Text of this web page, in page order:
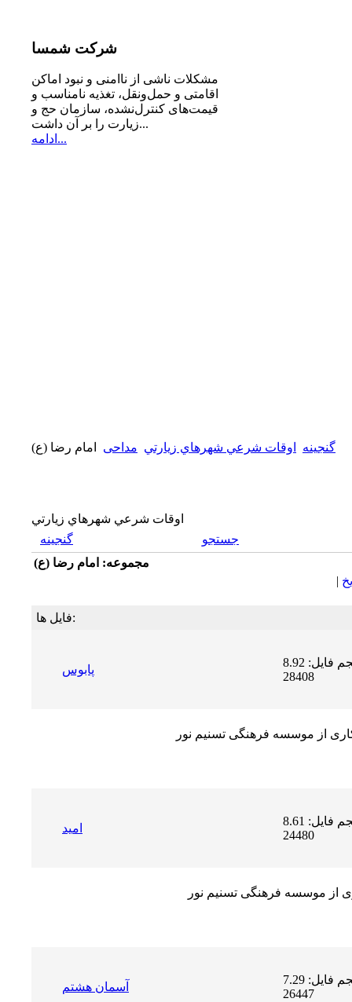
شرکت شمسا
مشكلات ناشی از ناامنی و نبود اماكن
اقامتی و حمل‌ونقل، تغذیه‌ نامناسب و
قیمت‌های كنترل‌نشده، سازمان حج و
زیارت را بر آن داشت...
ادامه...
گنجینه اوقات شرعي شهرهاي زيارتي مداحی امام رضا (ع)
اوقات شرعي شهرهاي زيارتي
گنجینه
جستجو
مجموعه: امام رضا (ع)
|
فایل ها:
پابوس
حجم فایل: 8.92 MB | دریافت ها:
28408
از موسسه فرهنگی تسنیم نور
امید
حجم فایل: 8.61 MB | دریافت ها:
24480
از موسسه فرهنگی تسنیم نور
آسمان هشتم
حجم فایل: 7.29 MB | دریافت ها:
26447